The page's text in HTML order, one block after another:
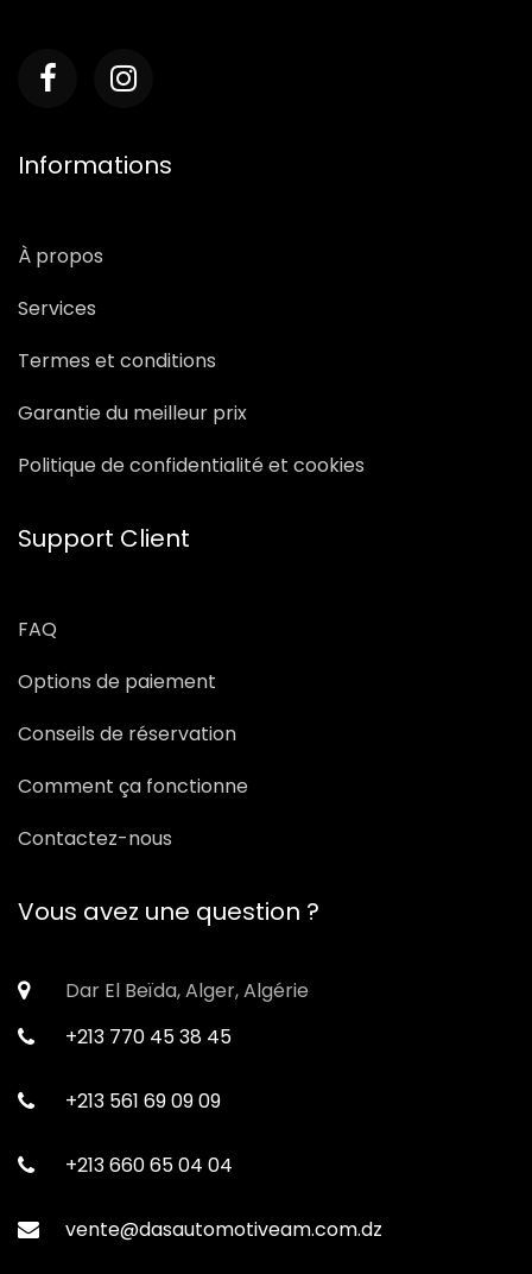
Informations
À propos
Services
Termes et conditions
Garantie du meilleur prix
Politique de confidentialité et cookies
Support Client
FAQ
Options de paiement
Conseils de réservation
Comment ça fonctionne
Contactez-nous
Vous avez une question ?
Dar El Beïda, Alger, Algérie
+213 770 45 38 45
+213 561 69 09 09
+213 660 65 04 04
vente@dasautomotiveam.com.dz